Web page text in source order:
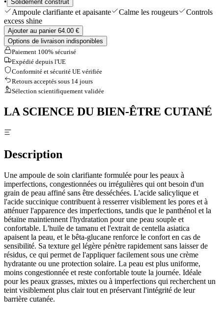
Solidement construit
Ampoule clarifiante et apaisante Calme les rougeurs
Controls
excess shine
Ajouter au panier 64.00 €
Options de livraison indisponibles
Paiement 100% sécurisé
Expédié depuis l'UE
Conformité et sécurité UE vérifiée
Retours acceptés sous 14 jours
Sélection scientifiquement validée
LA SCIENCE DU BIEN-ÊTRE CUTANÉ
Description
Une ampoule de soin clarifiante formulée pour les peaux à
imperfections, congestionnées ou irrégulières qui ont besoin d'un
grain de peau affiné sans être desséchées. L'acide salicylique et
l'acide succinique contribuent à resserrer visiblement les pores et à
atténuer l'apparence des imperfections, tandis que le panthénol et la
bétaïne maintiennent l'hydratation pour une peau souple et
confortable. L'huile de tamanu et l'extrait de centella asiatica
apaisent la peau, et le bêta-glucane renforce le confort en cas de
sensibilité. Sa texture gel légère pénètre rapidement sans laisser de
résidus, ce qui permet de l'appliquer facilement sous une crème
hydratante ou une protection solaire. La peau est plus uniforme,
moins congestionnée et reste confortable toute la journée. Idéale
pour les peaux grasses, mixtes ou à imperfections qui recherchent un
teint visiblement plus clair tout en préservant l'intégrité de leur
barrière cutanée.